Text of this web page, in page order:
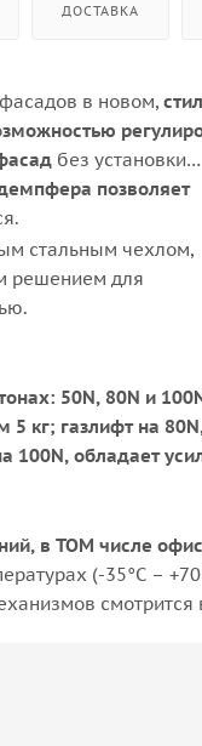
ДОСТАВКА
в новом,
без установки
позволяет
стальным чехлом,
решением для
50N, 80N и
5 кг; газлифт на
100N, обладает
в ТОМ числе
(-35°C –
смотрится